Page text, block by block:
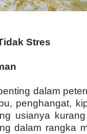
Stres
dalam
penghangat,
usianya
dalam rangka